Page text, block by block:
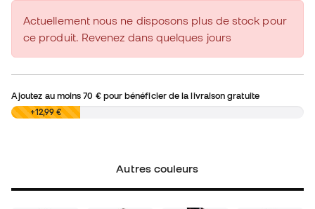
Actuellement nous ne disposons plus de stock pour
ce produit. Revenez dans quelques jours
Ajoutez au moins70 €pour bénéficier de la livraison gratuite
0,00 €+12,99 €
Autres couleurs